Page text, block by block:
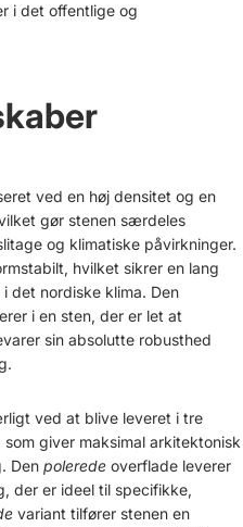
i det offentlige og
ved en høj densitet og en
gør stenen særdeles
og klimatiske påvirkninger.
hvilket sikrer en lang
det nordiske klima. Den
i en sten, der er let at
sin absolutte robusthed
ved at blive leveret i tre
giver maksimal arkitektonisk
Den polerede overflade leverer
der er ideel til specifikke,
variant tilfører stenen en